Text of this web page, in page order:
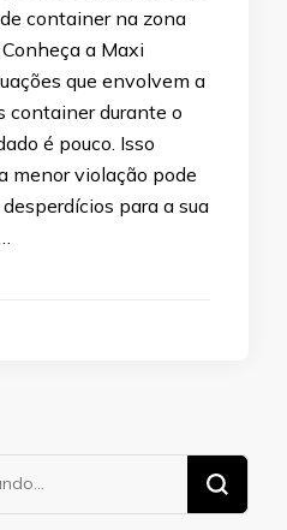
container na zona
a Maxi
que envolvem a
container durante o
é pouco. Isso
menor violação pode
para a sua